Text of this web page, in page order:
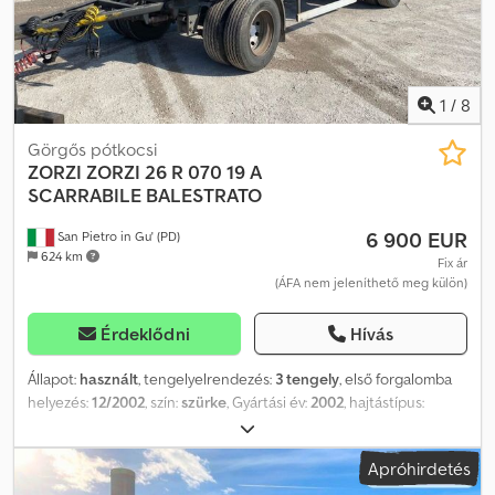
teherautóból és több mint 150 konténerből álló, azonnal átvehető
járműparkkal rendelkezik, amelyekkel darus önzútos
felépítmények is felszerelhetők. S.E.&O A hirdetések és részletek
nagy mennyisége miatt az Aurora felkéri a vásárlókat, hogy a beírt
adatok helyességét ellenőrizzék az értékesítési részleggel.
1 / 8
San Pietro in Gu' (PD)
624 km
Görgős pótkocsi
ZORZI ZORZI 26 R 070 19 A
SCARRABILE BALESTRATO
6 900 EUR
Fix ár
(ÁFA nem jeleníthető meg külön)
Érdeklődni Hívás
Állapot: használt, tengelyelrendezés: 3 tengely, első forgalomba
helyezés:12/2002, szín:szürke, Gyártási év:2002, hajtástípus:
, RENDSZÁM: AC22259 MEGNEVEZÉS: ZORZI 26 R 070 19 A,
KIEMELŐS, LAPRUGÓS FELÉPÍTMÉNY Hivatkozási szám: 21R09 ÉV:
2002 TENGELYEK: 3 TENGELYTÁV: 3800 MAXIMÁLIS HOSSZ: 9,205
Apróhirdetés